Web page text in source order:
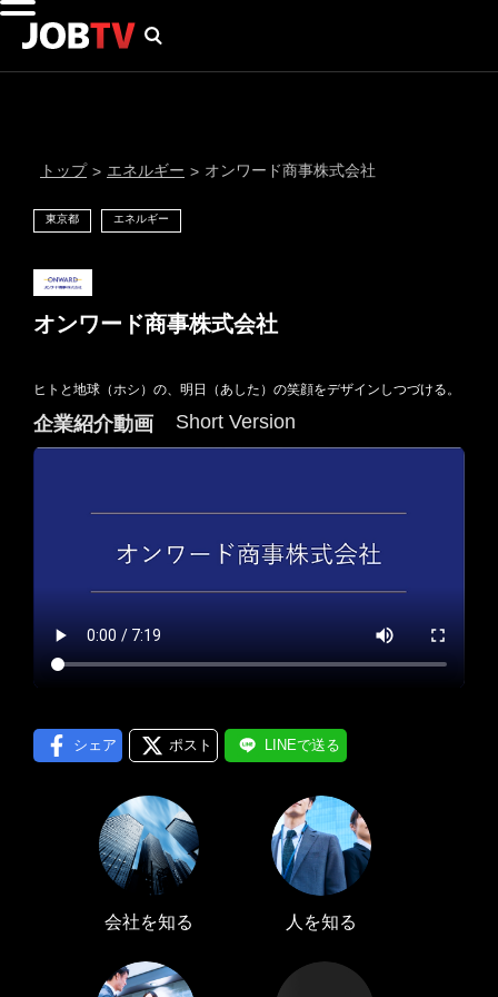
通知設定
LINE通知
トップ > エネルギー > オンワード商事株式会社
東京都 エネルギー
オンワード商事株式会社
ヒトと地球（ホシ）の、明日（あした）の笑顔をデザインしつづける。
企業紹介動画 Short Version
シェア ポスト LINEで送る
会社を知る 人を知る
にはプロフィール画像のアップロードが必要です
ログインする ＞